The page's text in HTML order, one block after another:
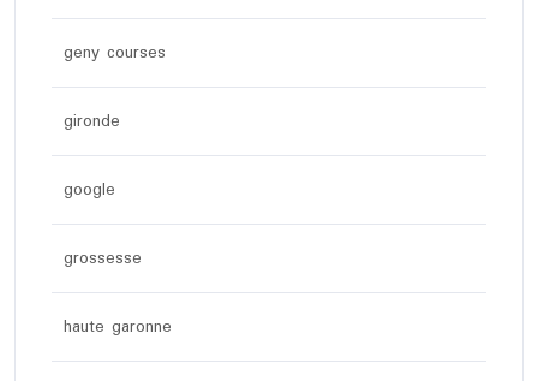
geny courses
gironde
google
grossesse
haute garonne